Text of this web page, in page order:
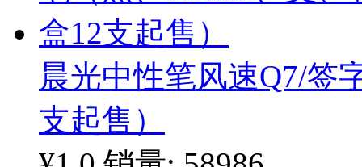
晨光中性笔风速Q7/签
支起售）